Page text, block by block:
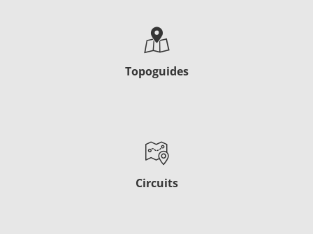
Topoguides
Circuits